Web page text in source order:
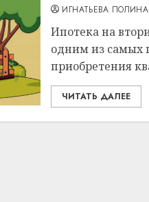
ИГНАТЬЕВА ПОЛИНА
Ипотека на
одним из самых
приобретения
ЧИТАТЬ ДАЛЕЕ